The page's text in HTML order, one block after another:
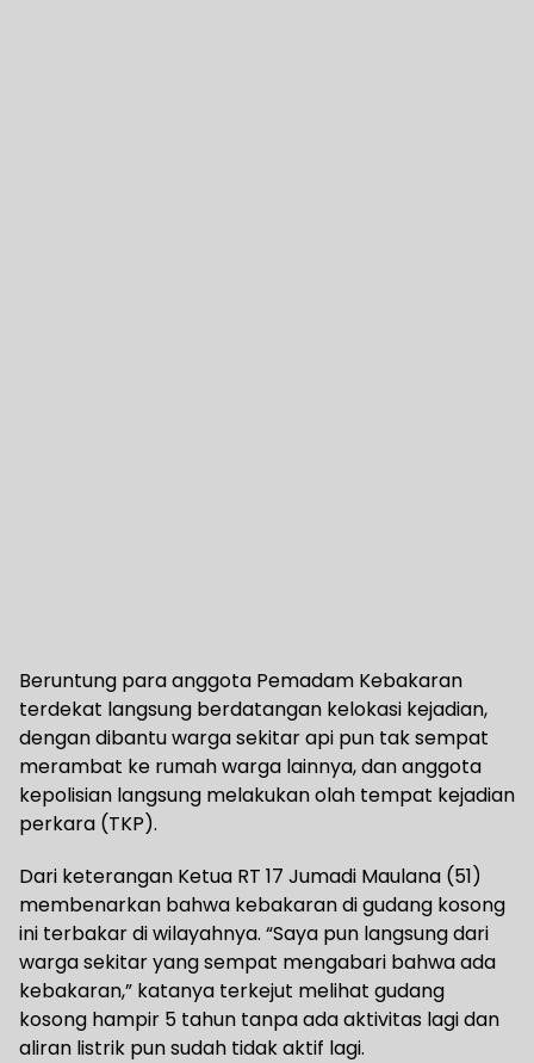
Beruntung para anggota Pemadam Kebakaran
terdekat langsung berdatangan kelokasi kejadian,
dengan dibantu warga sekitar api pun tak sempat
merambat ke rumah warga lainnya, dan anggota
kepolisian langsung melakukan olah tempat kejadian
perkara (TKP).
Dari keterangan Ketua RT 17 Jumadi Maulana (51)
membenarkan bahwa kebakaran di gudang kosong
ini terbakar di wilayahnya. “Saya pun langsung dari
warga sekitar yang sempat mengabari bahwa ada
kebakaran,” katanya terkejut melihat gudang
kosong hampir 5 tahun tanpa ada aktivitas lagi dan
aliran listrik pun sudah tidak aktif lagi.